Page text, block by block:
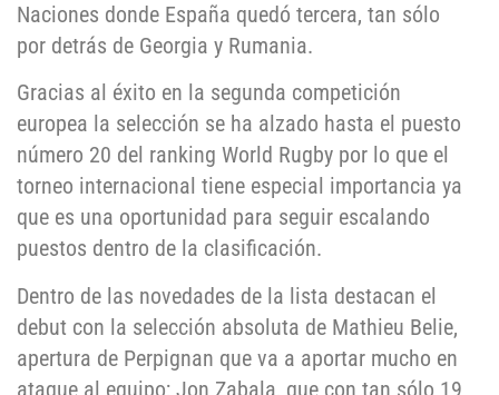
Naciones donde España quedó tercera, tan sólo
por detrás de Georgia y Rumania.
Gracias al éxito en la segunda competición
europea la selección se ha alzado hasta el puesto
número 20 del ranking World Rugby por lo que el
torneo internacional tiene especial importancia ya
que es una oportunidad para seguir escalando
puestos dentro de la clasificación.
Dentro de las novedades de la lista destacan el
debut con la selección absoluta de Mathieu Belie,
apertura de Perpignan que va a aportar mucho en
ataque al equipo; Jon Zabala, que con tan sólo 19